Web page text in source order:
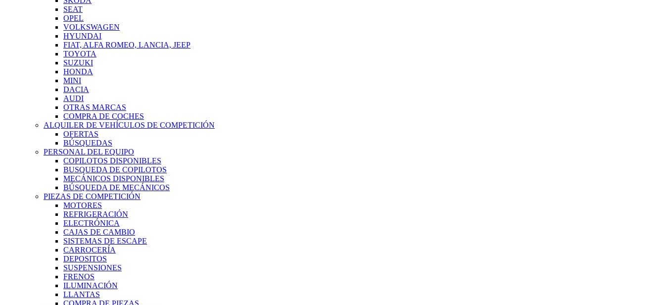
SEAT
OPEL
VOLKSWAGEN
HYUNDAI
FIAT, ALFA ROMEO, LANCIA, JEEP
TOYOTA
SUZUKI
HONDA
MINI
DACIA
AUDI
OTRAS MARCAS
COMPRA DE COCHES
ALQUILER DE VEHÍCULOS DE COMPETICIÓN
OFERTAS
BÚSQUEDAS
PERSONAL DEL EQUIPO
COPILOTOS DISPONIBLES
BUSQUEDA DE COPILOTOS
MECÁNICOS DISPONIBLES
BÚSQUEDA DE MECÁNICOS
PIEZAS DE COMPETICIÓN
MOTORES
REFRIGERACIÓN
ELECTRÓNICA
CAJAS DE CAMBIO
SISTEMAS DE ESCAPE
CARROCERÍA
DEPOSITOS
SUSPENSIONES
FRENOS
ILUMINACIÓN
LLANTAS
COMPRA DE PIEZAS